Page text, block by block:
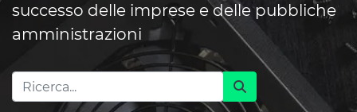
successo delle imprese e delle pubbliche
amministrazioni